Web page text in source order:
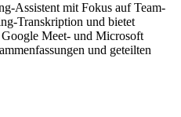
Assistent mit Fokus auf Team-
Transkription und bietet
Meet- und Microsoft
und geteilten